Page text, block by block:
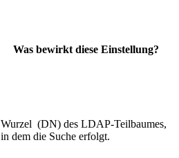
Was bewirkt diese Einstellung?
Wurzel (DN) des LDAP-Teilbaumes,
in dem die Suche erfolgt.